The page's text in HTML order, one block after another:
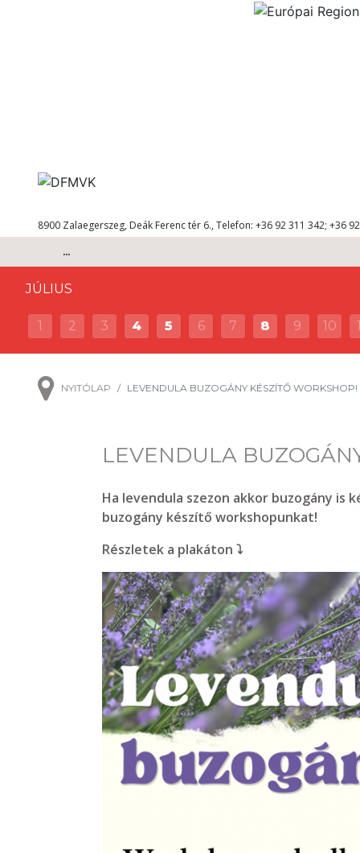
8900 Zalaegerszeg, Deák Ferenc tér 6., Telefon: +36 92 311 342; +36
...
JÚLIUS
1 2 3 4 5 6 7 8 9 10
NYITÓLAP LEVENDULA BUZOGÁNY KÉSZÍTŐ WORKSHOP!
LEVENDULA
Ha levendula szezon akkor buzogány is
buzogány készítő workshopunkat!
Részletek a plakáton ⤵️